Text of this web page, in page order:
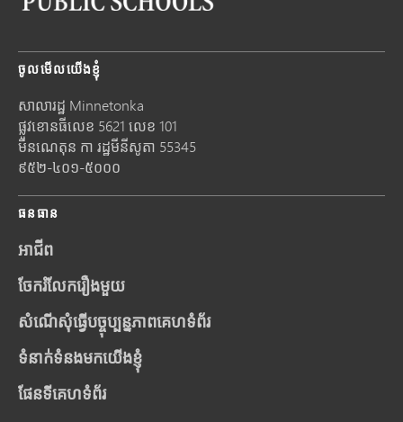
ចូលមើលយើងខ្ញុំ
សាលារដ្ឋ Minnetonka
ផ្លូវខោនធីលេខ 5621 លេខ 101
មីនណេតុន កា រដ្ឋមីនីសូតា 55345
៩៥២-៤០១-៥០០០
ធនធាន
អាជីព
ចែករំលែករឿងមួយ
សំណើសុំធ្វើបច្ចុប្បន្នភាពគេហទំព័រ
ទំនាក់ទំនងមកយើងខ្ញុំ
ផែនទីគេហទំព័រ